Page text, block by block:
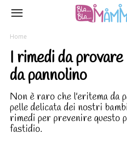
Home
I rimedi da
da pannolino
Non è raro che l'eritema da
pelle delicata dei nostri
rimedi per prevenire questo
fastidio.